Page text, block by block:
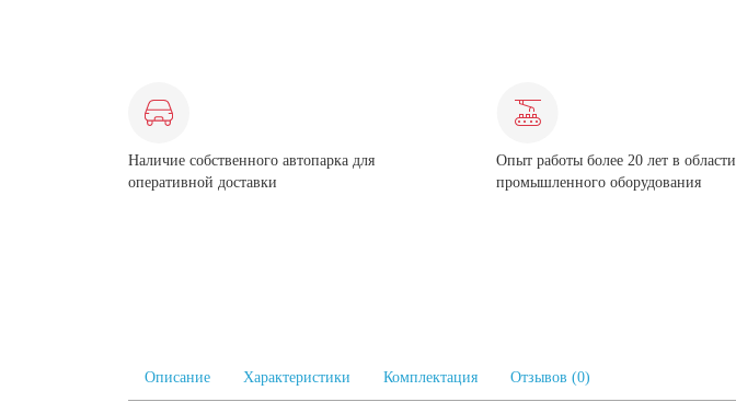
Наличие собственного автопарка для
оперативной доставки
Опыт работы более 20 лет в области
промышленного оборудования
Описание Характеристики Комплектация Отзывов (0)